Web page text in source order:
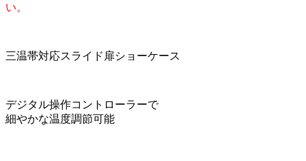
い。
三温帯対応スライド扉ショーケース
デジタル操作コントローラーで
細やかな温度調節可能